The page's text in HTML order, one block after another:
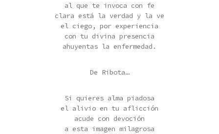
al que te invoca con fe
clara está la verdad y la ve
el ciego, por experiencia
con tu divina presencia
ahuyentas la enfermedad.
De Ribota…
Si quieres alma piadosa
el alivio en tu aflicción
acude con devoción
a esta imagen milagrosa